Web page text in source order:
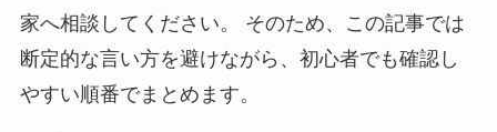
家へ相談してください。 そのため、この記事では
断定的な言い方を避けながら、初心者でも確認し
やすい順番でまとめます。